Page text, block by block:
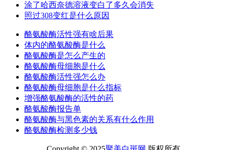
涂了哈西奈德溶液变白了多久会消失
照过308变红是什么原因
酪氨酸酶活性强有啥后果
体内的酪氨酸酶是什么
酪氨酸酶是怎么产生的
酪氨酸酶母细胞是什么
酪氨酸酶活性强怎么办
酪氨酸酶母细胞是什么指标
增强酪氨酸酶的活性的药
酪氨酸酶报告单
酪氨酸酶与黑色素的关系有什么作用
酪氨酸酶检测多少钱